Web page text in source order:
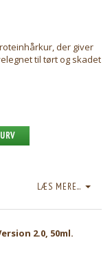
der giver
til tørt og skadet
LÆS MERE...
2.0, 50ml.